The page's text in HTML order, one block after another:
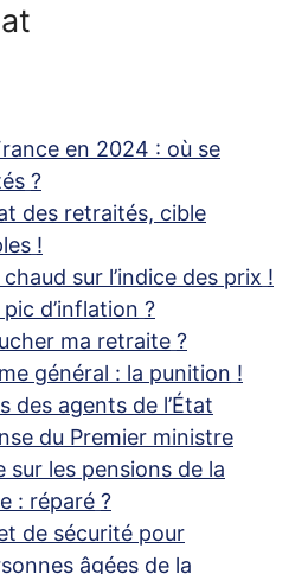
en 2024 : où se
?
des retraités, cible
!
sur l’indice des prix !
d’inflation ?
ma retraite ?
général : la punition !
des agents de l’État
du Premier ministre
sur les pensions de la
: réparé ?
de sécurité pour
âgées de la